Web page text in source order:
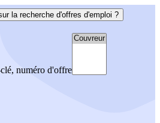
la recherche d'offres d'emploi ?
numéro d'offre